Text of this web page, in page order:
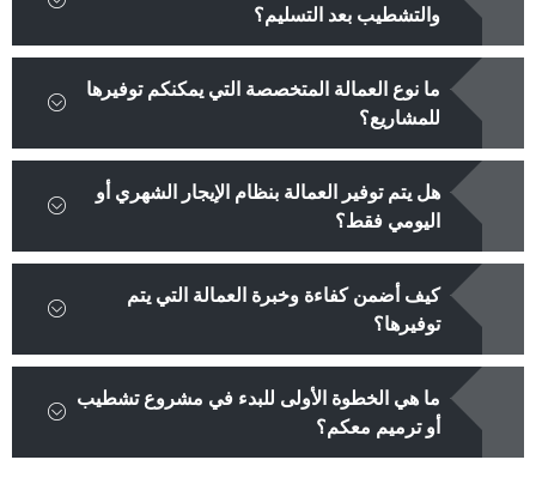
والتشطيب بعد التسليم؟
ما نوع العمالة المتخصصة التي يمكنكم توفيرها
للمشاريع؟
هل يتم توفير العمالة بنظام الإيجار الشهري أو
اليومي فقط؟
كيف أضمن كفاءة وخبرة العمالة التي يتم
توفيرها؟
ما هي الخطوة الأولى للبدء في مشروع تشطيب
أو ترميم معكم؟